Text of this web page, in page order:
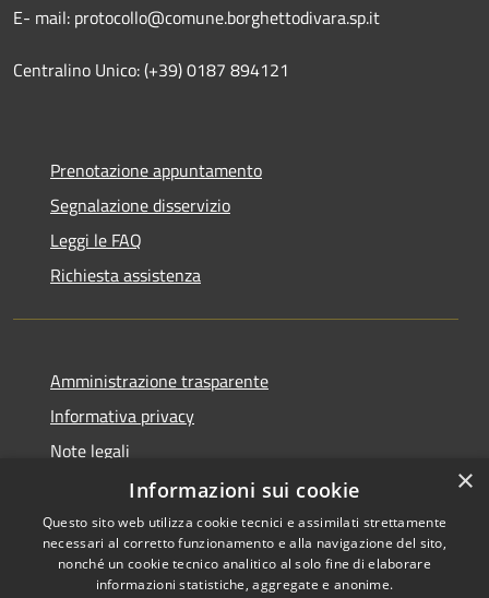
E- mail: protocollo@comune.borghettodivara.sp.it
Centralino Unico: (+39) 0187 894121
Prenotazione appuntamento
Segnalazione disservizio
Leggi le FAQ
Richiesta assistenza
Amministrazione trasparente
Informativa privacy
Note legali
Dichiarazione di accessibilità
×
Informazioni sui cookie
Questo sito web utilizza cookie tecnici e assimilati strettamente
necessari al corretto funzionamento e alla navigazione del sito,
nonché un cookie tecnico analitico al solo fine di elaborare
informazioni statistiche, aggregate e anonime.